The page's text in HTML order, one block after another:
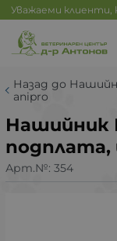
Уважаеми клиенти,
Назад до
anipro
Нашийник
Арт.№: 354